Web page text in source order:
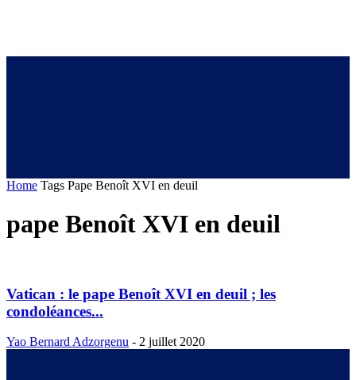
Home Tags Pape Benoît XVI en deuil
pape Benoît XVI en deuil
Vatican : le pape Benoît XVI en deuil ; les
condoléances...
Yao Bernard Adzorgenu - 2 juillet 2020